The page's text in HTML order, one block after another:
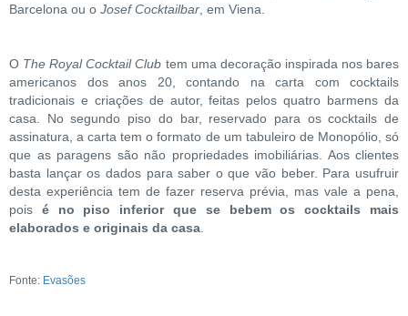
Barcelona ou o Josef Cocktailbar , em Viena.
O The Royal Cocktail Club tem uma decoração inspirada nos bares
americanos dos anos 20, contando na carta com cocktails
tradicionais e criações de autor, feitas pelos quatro barmens da
casa. No segundo piso do bar, reservado para os cocktails de
assinatura, a carta tem o formato de um tabuleiro de Monopólio, só
que as paragens são não propriedades imobiliárias. Aos clientes
basta lançar os dados para saber o que vão beber. Para usufruir
desta experiência tem de fazer reserva prévia, mas vale a pena,
pois é no piso inferior que se bebem os cocktails mais
elaborados e originais da casa
Fonte: Evasões